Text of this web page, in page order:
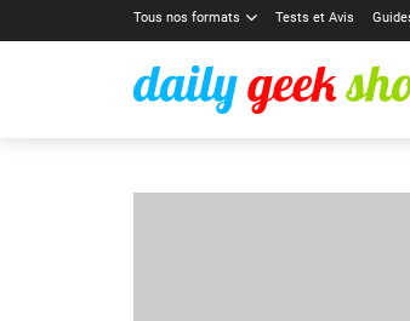
Tous nos formats Tests et Avis